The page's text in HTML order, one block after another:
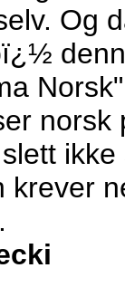
Og
krever